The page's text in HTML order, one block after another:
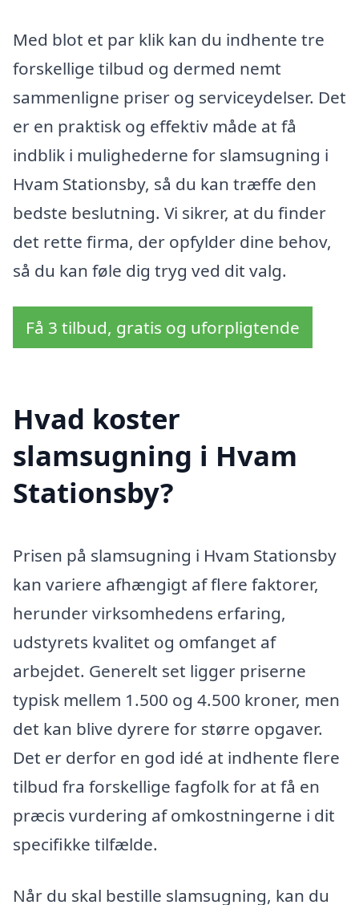
Med blot et par klik kan du indhente tre
forskellige tilbud og dermed nemt
sammenligne priser og serviceydelser. Det
er en praktisk og effektiv måde at få
indblik i mulighederne for slamsugning i
Hvam Stationsby, så du kan træffe den
bedste beslutning. Vi sikrer, at du finder
det rette firma, der opfylder dine behov,
så du kan føle dig tryg ved dit valg.
Få 3 tilbud, gratis og uforpligtende
Hvad koster
slamsugning i Hvam
Stationsby?
Prisen på slamsugning i Hvam Stationsby
kan variere afhængigt af flere faktorer,
herunder virksomhedens erfaring,
udstyrets kvalitet og omfanget af
arbejdet. Generelt set ligger priserne
typisk mellem 1.500 og 4.500 kroner, men
det kan blive dyrere for større opgaver.
Det er derfor en god idé at indhente flere
tilbud fra forskellige fagfolk for at få en
præcis vurdering af omkostningerne i dit
specifikke tilfælde.
Når du skal bestille slamsugning, kan du